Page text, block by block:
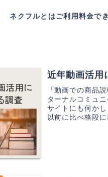
ネクフルとはご利用料金で
近年動画活用
「動画での商品
ターナルコミュ
サイトにも何か
以前に比べ格段